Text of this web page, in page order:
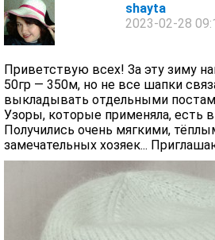
shayta
2023-02-28
Приветствую всех! За эту зиму
50гр — 350м, но не все шапки
выкладывать отдельными
Узоры, которые применяла, есть
Получились очень мягкими,
замечательных хозяек...